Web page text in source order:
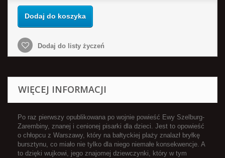
Dodaj do koszyka
Dodaj do listy życzeń
WIĘCEJ INFORMACJI
Po raz pierwszy opublikowana po wojnie powieść Ewy Szelburg-
Zarembiny, znanej i cenionej pisarki dla dzieci. Jest to opowieść
o chłopcu z Warszawy, który na bałtyckiej plaży znalazł bryłkę
bursztynu, co miało nie tylko dla niego niemałe konsekwencje. A
to dzięki wujkowi, jego znajomej dziewczynki, który w tym